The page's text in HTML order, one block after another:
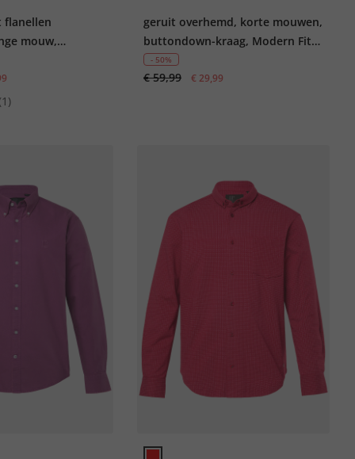
flanellen
mouw,
geruit overhemd, korte mouwen,
buttondown-kraag, Modern Fit,
tot 8XL
- 50%
€ 59,99 € 29,99